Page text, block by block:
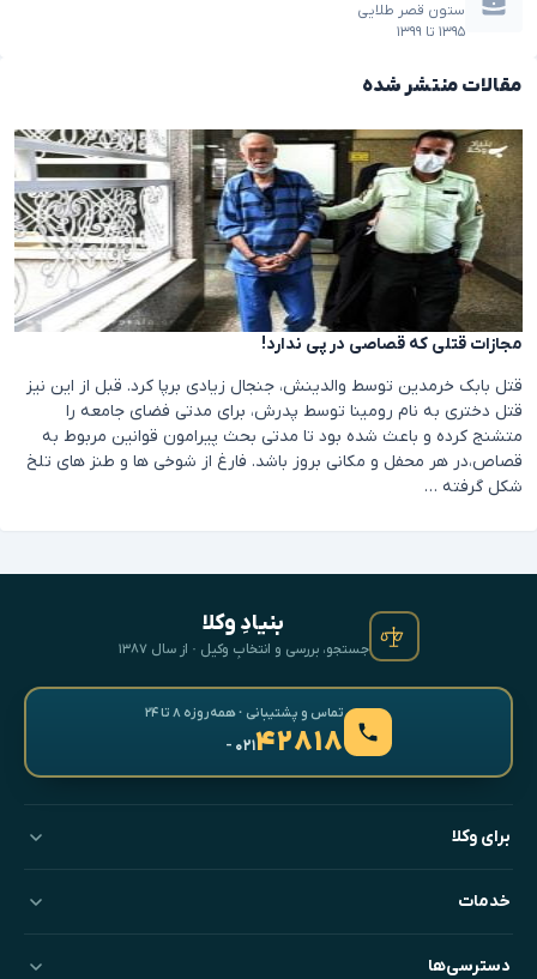
ستون قصر طلایی
۱۳۹۵ تا ۱۳۹۹
مقالات منتشر شده
مجازات قتلی که قصاصی در پی ندارد!
قتل بابک خرمدین توسط والدینش، جنجال زیادی برپا کرد. قبل از این نیز
قتل دختری به نام رومینا توسط پدرش، برای مدتی فضای جامعه را
متشنج کرده و باعث شده بود تا مدتی بحث پیرامون قوانین مربوط به
قصاص،در هر محفل و مکانی بروز باشد. فارغ از شوخی ها و طنز های تلخ
شکل گرفته …
بنیادِ وکلا
جستجو، بررسی و انتخابِ وکیل · از سال ۱۳۸۷
تماس و پشتیبانی · همه‌روزه ۸ تا ۲۴
۴۲۸۱۸- ۰۲۱
برای وکلا
خدمات
دسترسی‌ها